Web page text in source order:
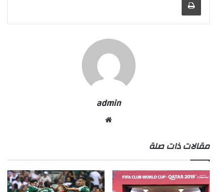
admin
مقالات ذات صلة